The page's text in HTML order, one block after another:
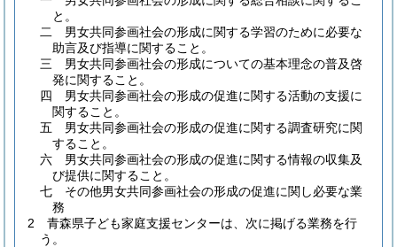
と。
二
男女共同参画社会の形成に関する学習のために必要な
助言及び指導に関すること。
三
男女共同参画社会の形成についての基本理念の普及啓
発に関すること。
四
男女共同参画社会の形成の促進に関する活動の支援に
関すること。
五
男女共同参画社会の形成の促進に関する調査研究に関
すること。
六
男女共同参画社会の形成の促進に関する情報の収集及
び提供に関すること。
七
その他男女共同参画社会の形成の促進に関し必要な業
務
2
青森県子ども家庭支援センターは、次に掲げる業務を行
う。